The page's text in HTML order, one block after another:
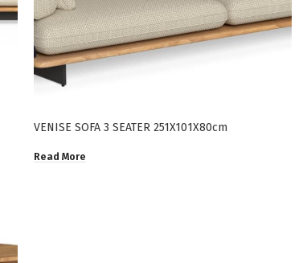
VENISE SOFA 3 SEATER 251X101X80cm
Read More